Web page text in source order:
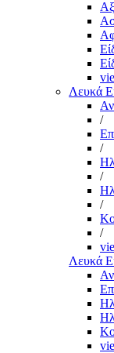
Λευκά
/
/
/
/
/
Λευκά